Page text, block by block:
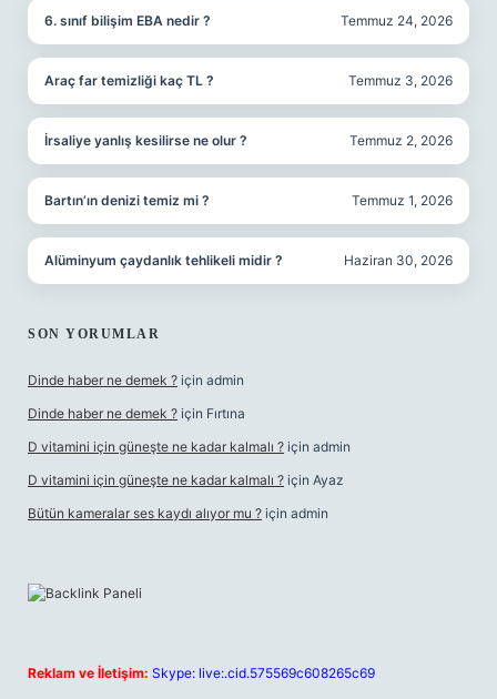
6. sınıf bilişim EBA nedir ? Temmuz 24, 2026
Araç far temizliği kaç TL ? Temmuz 3, 2026
İrsaliye yanlış kesilirse ne olur ? Temmuz 2, 2026
Bartın’ın denizi temiz mi ? Temmuz 1, 2026
Alüminyum çaydanlık tehlikeli midir ? Haziran 30, 2026
SON YORUMLAR
Dinde haber ne demek ? için admin
Dinde haber ne demek ? için Fırtına
D vitamini için güneşte ne kadar kalmalı ? için admin
D vitamini için güneşte ne kadar kalmalı ? için Ayaz
Bütün kameralar ses kaydı alıyor mu ? için admin
Reklam ve İletişim: Skype: live:.cid.575569c608265c69